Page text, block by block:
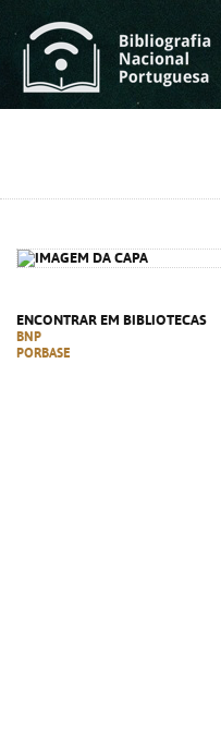
ENCONTRAR EM BIBLIOTECAS
BNP
PORBASE